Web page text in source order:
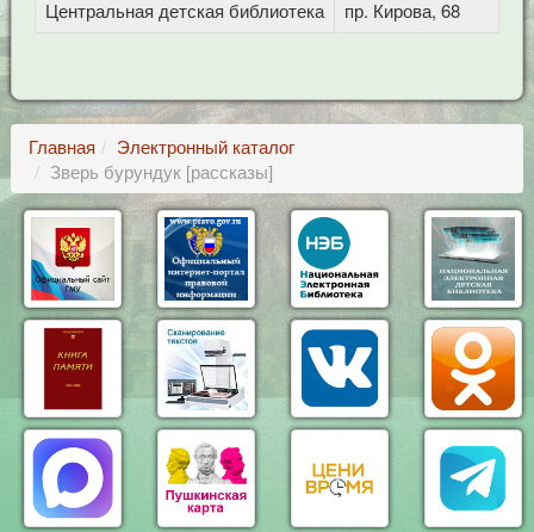
Центральная детская библиотека
пр. Кирова, 68
Главная
Электронный каталог
Зверь бурундук [рассказы]